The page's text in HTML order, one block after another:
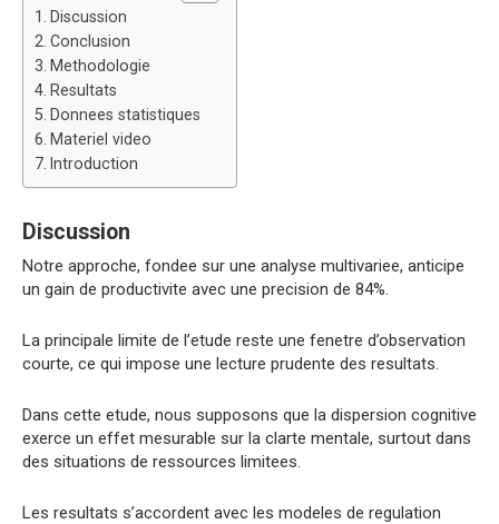
Discussion
Conclusion
Methodologie
Resultats
Donnees statistiques
Materiel video
Introduction
Discussion
Notre approche, fondee sur une analyse multivariee, anticipe
un gain de productivite avec une precision de 84%.
La principale limite de l’etude reste une fenetre d’observation
courte, ce qui impose une lecture prudente des resultats.
Dans cette etude, nous supposons que la dispersion cognitive
exerce un effet mesurable sur la clarte mentale, surtout dans
des situations de ressources limitees.
Les resultats s’accordent avec les modeles de regulation